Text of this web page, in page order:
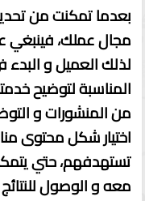
بعدما تمكنت من
مجال عملك، فينبغي
لذلك العميل و البدء
المناسبة لتوضيح
من المنشورات و
اختيار شكل محتوى
تستهدفهم، حتي
معه و الوصول